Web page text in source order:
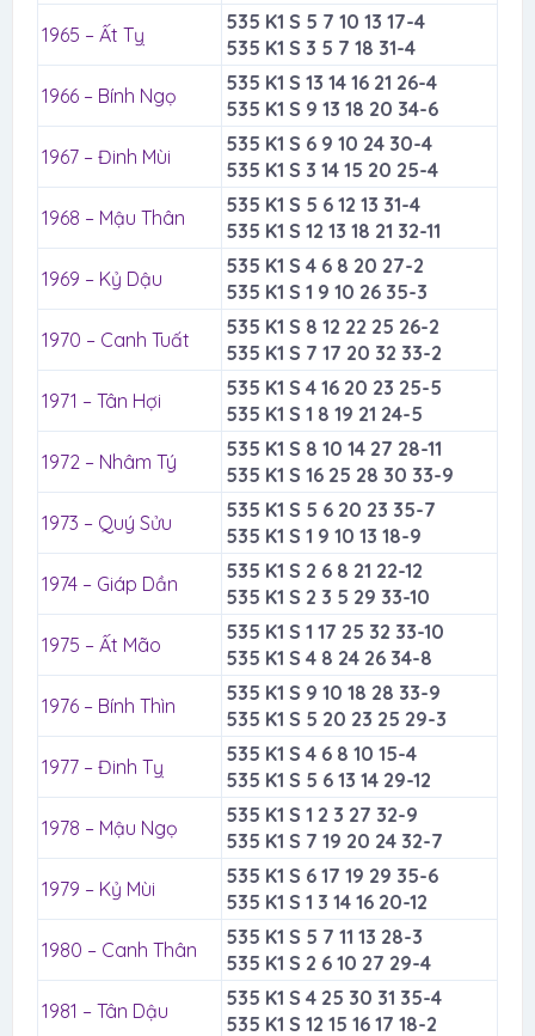
1965 – Ất Tỵ
535 K1 S 5 7 10 13 17-4
535 K1 S 3 5 7 18 31-4
1966 – Bính Ngọ
535 K1 S 13 14 16 21 26-4
535 K1 S 9 13 18 20 34-6
1967 – Đinh Mùi
535 K1 S 6 9 10 24 30-4
535 K1 S 3 14 15 20 25-4
1968 – Mậu Thân
535 K1 S 5 6 12 13 31-4
535 K1 S 12 13 18 21 32-11
1969 – Kỷ Dậu
535 K1 S 4 6 8 20 27-2
535 K1 S 1 9 10 26 35-3
1970 – Canh Tuất
535 K1 S 8 12 22 25 26-2
535 K1 S 7 17 20 32 33-2
1971 – Tân Hợi
535 K1 S 4 16 20 23 25-5
535 K1 S 1 8 19 21 24-5
1972 – Nhâm Tý
535 K1 S 8 10 14 27 28-11
535 K1 S 16 25 28 30 33-9
1973 – Quý Sửu
535 K1 S 5 6 20 23 35-7
535 K1 S 1 9 10 13 18-9
1974 – Giáp Dần
535 K1 S 2 6 8 21 22-12
535 K1 S 2 3 5 29 33-10
1975 – Ất Mão
535 K1 S 1 17 25 32 33-10
535 K1 S 4 8 24 26 34-8
1976 – Bính Thìn
535 K1 S 9 10 18 28 33-9
535 K1 S 5 20 23 25 29-3
1977 – Đinh Tỵ
535 K1 S 4 6 8 10 15-4
535 K1 S 5 6 13 14 29-12
1978 – Mậu Ngọ
535 K1 S 1 2 3 27 32-9
535 K1 S 7 19 20 24 32-7
1979 – Kỷ Mùi
535 K1 S 6 17 19 29 35-6
535 K1 S 1 3 14 16 20-12
1980 – Canh Thân
535 K1 S 5 7 11 13 28-3
535 K1 S 2 6 10 27 29-4
1981 – Tân Dậu
535 K1 S 4 25 30 31 35-4
535 K1 S 12 15 16 17 18-2